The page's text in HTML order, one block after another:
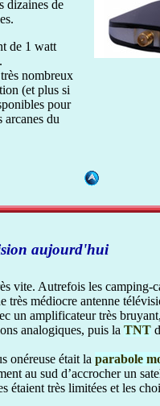
dizaines de
de 1 watt
nombreux
(et plus si
pour
arcanes du
aujourd'hui
vite. Autrefois les camping-
très médiocre antenne
un amplificateur très
analogiques, puis la TNT
onéreuse était la parabole
au sud d’accrocher un
étaient très limitées et les